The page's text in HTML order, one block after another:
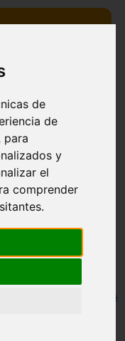
de
de
para
y
el
comprender